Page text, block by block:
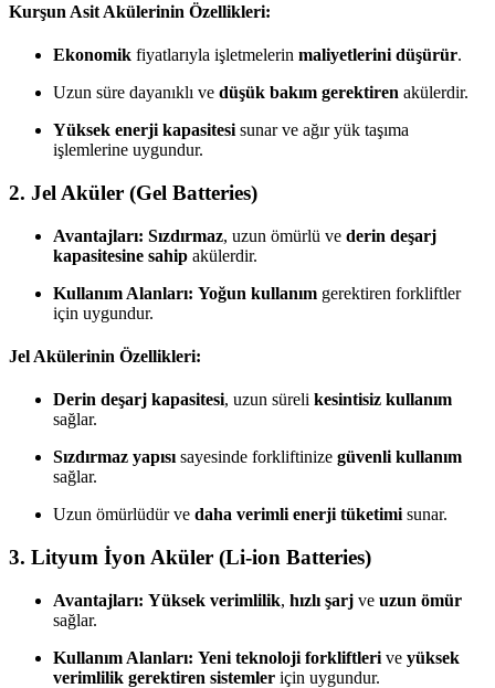
Kurşun Asit Akülerinin Özellikleri:
Ekonomik fiyatlarıyla işletmelerin maliyetlerini düşürür.
Uzun süre dayanıklı ve düşük bakım gerektiren akülerdir.
Yüksek enerji kapasitesi sunar ve ağır yük taşıma
işlemlerine uygundur.
2. Jel Aküler (Gel Batteries)
Avantajları: Sızdırmaz, uzun ömürlü ve derin deşarj
kapasitesine sahip akülerdir.
Kullanım Alanları: Yoğun kullanım gerektiren forkliftler
için uygundur.
Jel Akülerinin Özellikleri:
Derin deşarj kapasitesi, uzun süreli kesintisiz kullanım
sağlar.
Sızdırmaz yapısı sayesinde forkliftinize güvenli kullanım
sağlar.
Uzun ömürlüdür ve daha verimli enerji tüketimi sunar.
3. Lityum İyon Aküler (Li-ion Batteries)
Avantajları: Yüksek verimlilik, hızlı şarj ve uzun ömür
sağlar.
Kullanım Alanları: Yeni teknoloji forkliftleri ve yüksek
verimlilik gerektiren sistemler için uygundur.